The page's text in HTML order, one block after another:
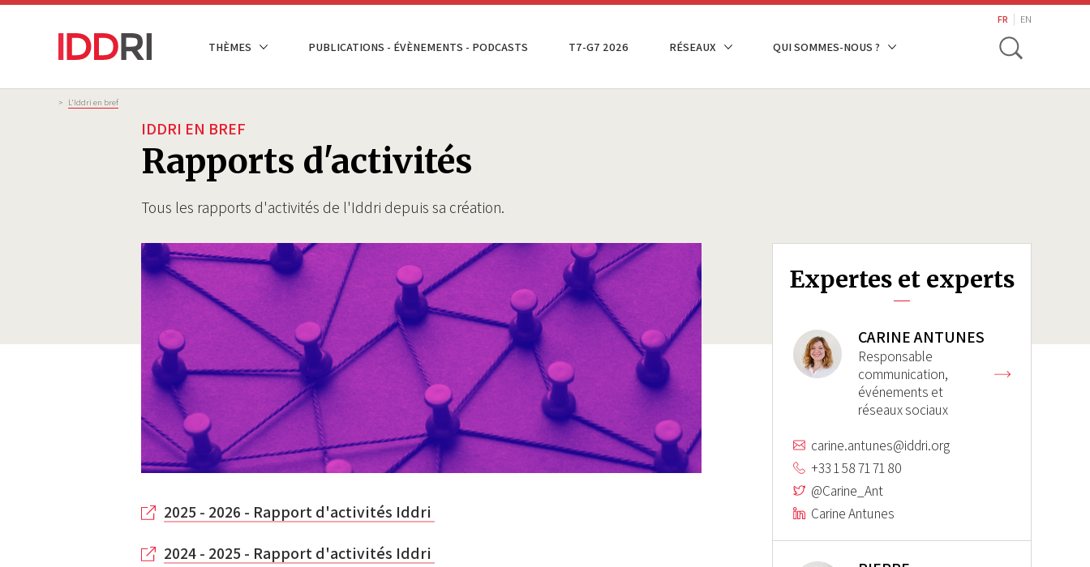
Aller
NAVIGATION
THÈMES PUBLICATIONS - ÉVÈNEMENTS - PODCASTS T7-G7 2026 RÉSEAUX QUI SOMMES-NOUS ?
FR EN
Toggle
Fil
d'Ariane
> L'Iddri en bref
IDDRI EN BREF
Rapports d'activités
Tous les rapports d'activités de l'Iddri depuis sa création.
2025 - 2026 - Rapport d'activités Iddri
2024 - 2025 - Rapport d'activités Iddri
Expertes et experts
CARINE ANTUNES
Responsable
communication,
événements et
réseaux sociaux
carine.antunes@iddri.org
+33 1 58 71 71 80
@Carine_Ant
Carine Antunes